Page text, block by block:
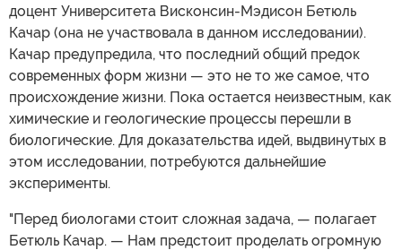
доцент Университета Висконсин-Мэдисон Бетюль
Качар (она не участвовала в данном исследовании).
Качар предупредила, что последний общий предок
современных форм жизни — это не то же самое, что
происхождение жизни. Пока остается неизвестным, как
химические и геологические процессы перешли в
биологические. Для доказательства идей, выдвинутых в
этом исследовании, потребуются дальнейшие
эксперименты.
"Перед биологами стоит сложная задача, — полагает
Бетюль Качар. — Нам предстоит проделать огромную